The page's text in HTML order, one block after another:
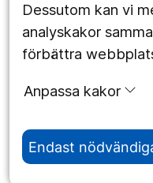
Dessutom kan vi
analyskakor
förbättra
Anpassa kakor
Endast
Följ oss
Facebook